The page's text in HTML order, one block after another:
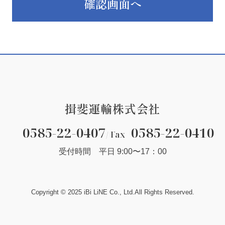
合及び法令に基づいた公的機関等から法的義務を伴う要請を
を、紛失、破壊、社外への不正な流出、改ざん及び不正アク
確認画面へ
揖斐運輸株式会社
0585-22-0407/ Fax 0585-22-0410
受付時間 平日 9:00〜17：00
Copyright © 2025 iBi LiNE Co., Ltd. All Rights Reserved.